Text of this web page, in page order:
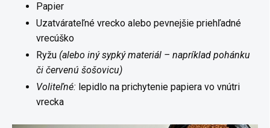
Papier
Uzatvárateľné vrecko alebo pevnejšie priehľadné
vrecúško
Ryžu (alebo iný sypký materiál – napríklad pohánku
či červenú šošovicu)
Voliteľné: lepidlo na prichytenie papiera vo vnútri
vrecka